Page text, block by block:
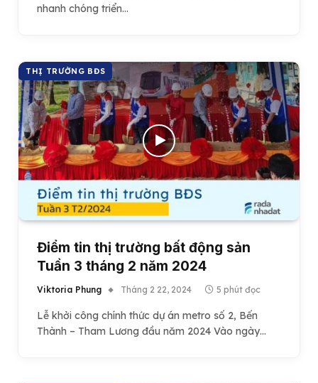
nhanh chóng triển…
THỊ TRƯỜNG BĐS
Điểm tin thị trường bất động sản
Tuần 3 tháng 2 năm 2024
Viktoria Phung Tháng 2 22, 2024 5 phút đọc
Lễ khởi công chính thức dự án metro số 2, Bến
Thành – Tham Lương đầu năm 2024 Vào ngày…